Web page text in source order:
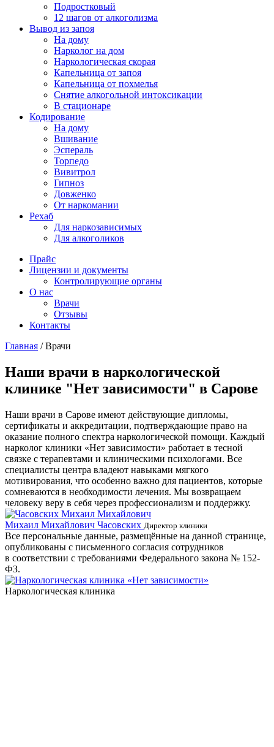
Подростковый
12 шагов от алкоголизма
Вывод из запоя
На дому
Нарколог на дом
Наркологическая скорая
Капельница от запоя
Капельница от похмелья
Снятие алкогольной интоксикации
В стационаре
Кодирование
На дому
Вшивание
Эспераль
Торпедо
Вивитрол
Гипноз
Довженко
От наркомании
Рехаб
Для наркозависимых
Для алкоголиков
Прайс
Лицензии и документы
Контролирующие органы
О нас
Врачи
Отзывы
Контакты
Главная /Врачи
Наши врачи в наркологической
клинике "Нет зависимости" в Сарове
Наши врачи в Сарове имеют действующие дипломы,
сертификаты и аккредитации, подтверждающие право на
оказание полного спектра наркологической помощи. Каждый
нарколог клиники «Нет зависимости» работает в тесной
связке с терапевтами и клиническими психологами. Все
специалисты центра владеют навыками мягкого
мотивирования, что особенно важно для пациентов, которые
сомневаются в необходимости лечения. Мы возвращаем
человеку веру в себя через профессионализм и поддержку.
Михаил Михайлович Часовских Директор клиники
Все персональные данные, размещённые на данной странице,
опубликованы с письменного согласия сотрудников
в соответствии с требованиями Федерального закона № 152-
ФЗ.
Наркологическая клиника